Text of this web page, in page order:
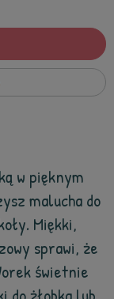
w pięknym
malucha do
Miękki,
sprawi, że
świetnie